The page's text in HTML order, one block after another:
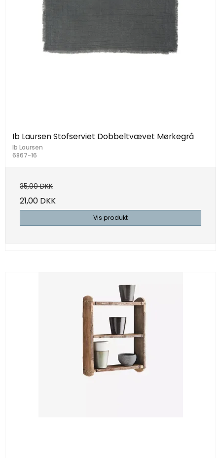
Ib Laursen Stofserviet Dobbeltvævet Mørkegrå
Ib Laursen
6867-16
35,00 DKK
21,00 DKK
Vis produkt